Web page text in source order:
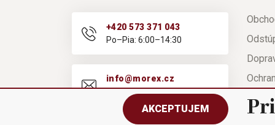
+420 573 371 043
Po–Pia: 6:00–14:30
info@morex.cz
Po–Pia: 6:00–14:30
AKCEPTUJEM